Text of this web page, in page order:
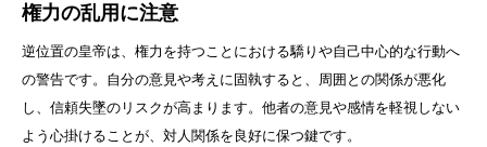
権力の乱用に注意
逆位置の皇帝は、権力を持つことにおける驕りや自己中心的な行動へ
の警告です。自分の意見や考えに固執すると、周囲との関係が悪化
し、信頼失墜のリスクが高まります。他者の意見や感情を軽視しない
よう心掛けることが、対人関係を良好に保つ鍵です。